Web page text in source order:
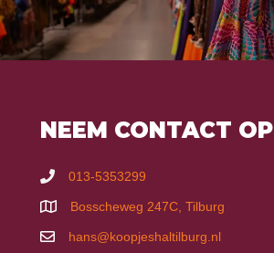
NEEM CONTACT OP
013-5353299
Bosscheweg 247C, Tilburg
hans@koopjeshaltilburg.nl